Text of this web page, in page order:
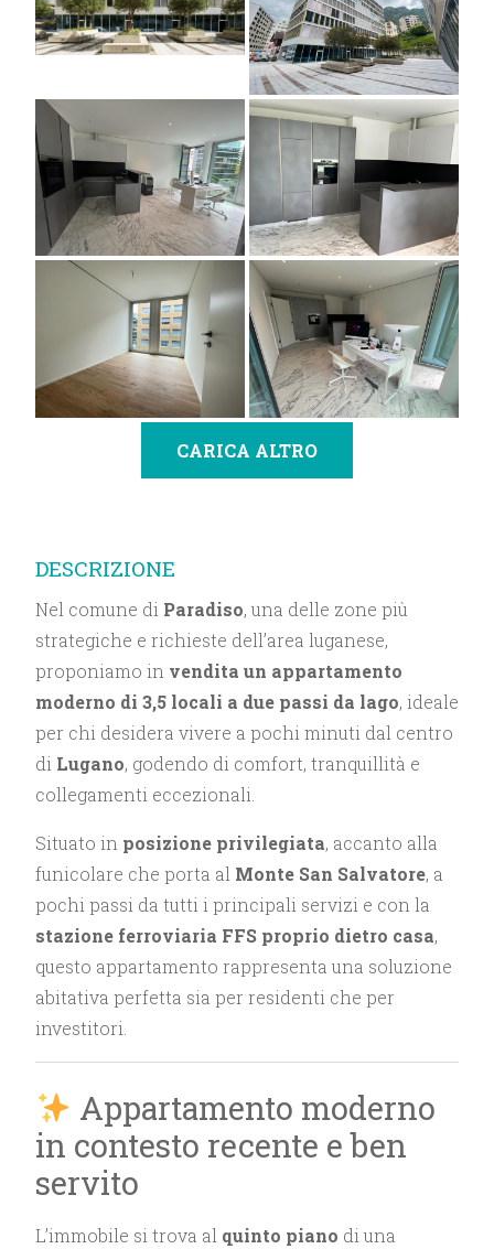
CARICA ALTRO
DESCRIZIONE
Nel comune di Paradiso, una delle zone più
strategiche e richieste dell’area luganese,
proponiamo in vendita un appartamento
moderno di 3,5 locali a due passi da lago, ideale
per chi desidera vivere a pochi minuti dal centro
di Lugano, godendo di comfort, tranquillità e
collegamenti eccezionali.
Situato in posizione privilegiata, accanto alla
funicolare che porta al Monte San Salvatore, a
pochi passi da tutti i principali servizi e con la
stazione ferroviaria FFS proprio dietro casa,
questo appartamento rappresenta una soluzione
abitativa perfetta sia per residenti che per
investitori.
Appartamento moderno
in contesto recente e ben
servito
L’immobile si trova al quinto piano di una